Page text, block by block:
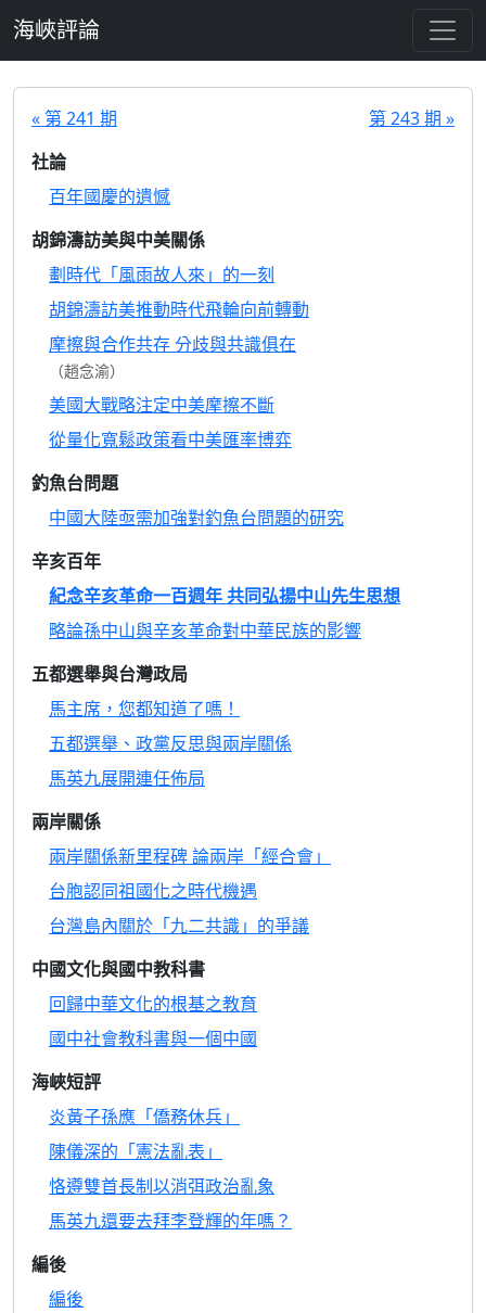
海峽評論
« 第 241 期
第 243 期 »
社論
百年國慶的遺憾
胡錦濤訪美與中美關係
劃時代「風雨故人來」的一刻
胡錦濤訪美推動時代飛輪向前轉動
摩擦與合作共存 分歧與共識俱在
（趙念渝）
美國大戰略注定中美摩擦不斷
從量化寬鬆政策看中美匯率博弈
釣魚台問題
中國大陸亟需加強對釣魚台問題的研究
辛亥百年
紀念辛亥革命一百週年 共同弘揚中山先生思想
略論孫中山與辛亥革命對中華民族的影響
五都選舉與台灣政局
馬主席，您都知道了嗎！
五都選舉、政黨反思與兩岸關係
馬英九展開連任佈局
兩岸關係
兩岸關係新里程碑 論兩岸「經合會」
台胞認同祖國化之時代機遇
台灣島內關於「九二共識」的爭議
中國文化與國中教科書
回歸中華文化的根基之教育
國中社會教科書與一個中國
海峽短評
炎黃子孫應「僑務休兵」
陳儀深的「憲法亂表」
恪遵雙首長制以消弭政治亂象
馬英九還要去拜李登輝的年嗎？
編後
編後